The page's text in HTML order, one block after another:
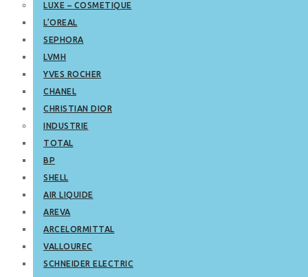
LUXE – COSMETIQUE
L’OREAL
SEPHORA
LVMH
YVES ROCHER
CHANEL
CHRISTIAN DIOR
INDUSTRIE
TOTAL
BP
SHELL
AIR LIQUIDE
AREVA
ARCELORMITTAL
VALLOUREC
SCHNEIDER ELECTRIC